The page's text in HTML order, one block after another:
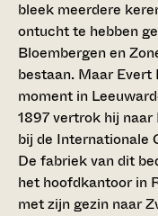
bleek meerdere
ontucht te hebben
Bloembergen en
bestaan. Maar Evert
moment in
1897 vertrok hij
bij de Internationale
De fabriek van dit
het hoofdkantoor in
met zijn gezin naar